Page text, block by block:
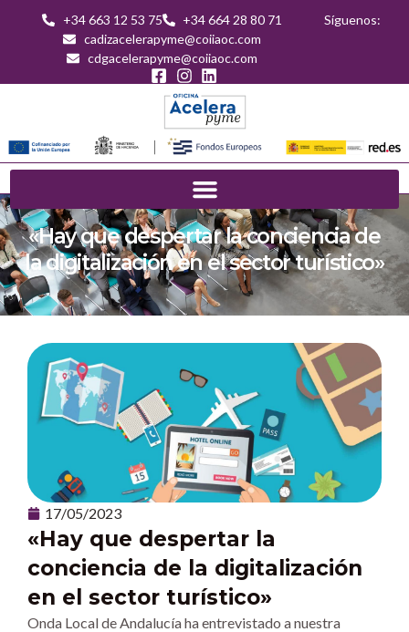
+34 663 12 53 75
+34 664 28 80 71
cadizacelerapyme@coiiaoc.com
cdgacelerapyme@coiiaoc.com
Síguenos:
«Hay que despertar la conciencia de
la digitalización en el sector turístico»
17/05/2023
«Hay que despertar la
conciencia de la digitalización
en el sector turístico»
Onda Local de Andalucía ha entrevistado a nuestra